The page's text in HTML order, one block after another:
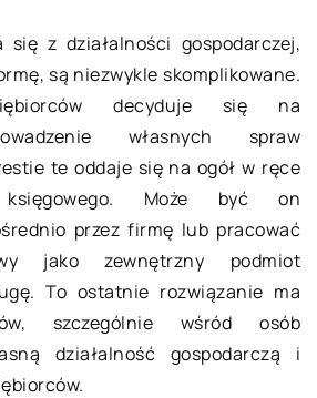
się z działalności gospodarczej,
są niezwykle skomplikowane.
decyduje się na
własnych spraw
te oddaje się na ogół w ręce
księgowego. Może być on
przez firmę lub pracować
jako zewnętrzny podmiot
To ostatnie rozwiązanie ma
szczególnie wśród osób
działalność gospodarczą i